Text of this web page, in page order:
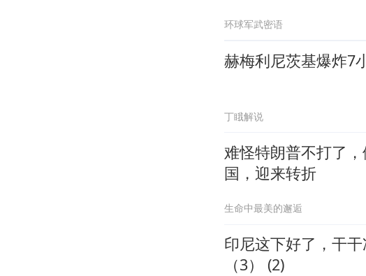
环球军武密语
赫梅利尼茨基爆炸7
丁睋解说
难怪特朗普不打了
国，迎来转折
生命中最美的邂逅
印尼这下好了，干
（3） (2)